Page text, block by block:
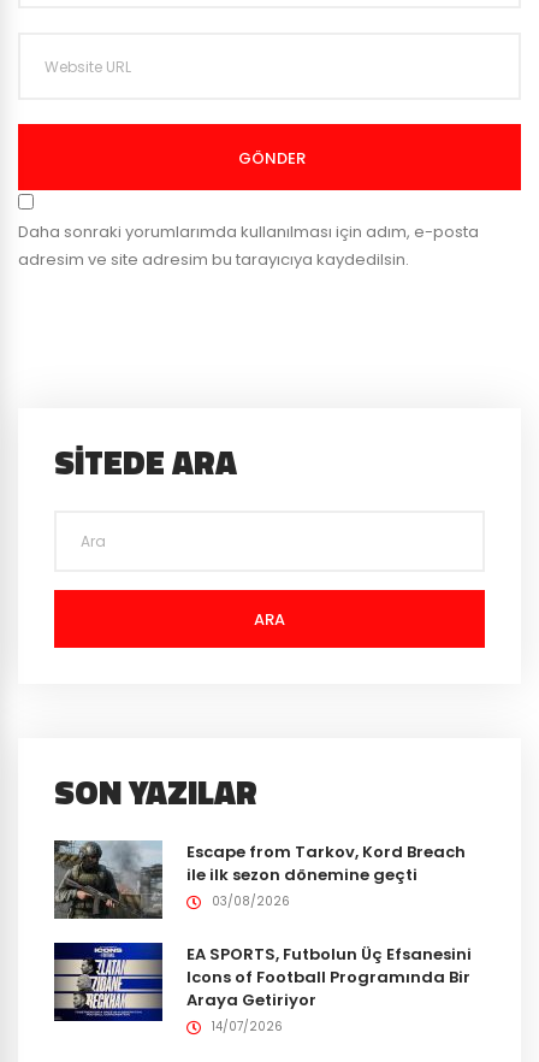
GÖNDER
Daha sonraki yorumlarımda kullanılması için adım, e-posta
adresim ve site adresim bu tarayıcıya kaydedilsin.
SITEDE ARA
ARA
SON YAZILAR
Escape from Tarkov, Kord Breach
ile ilk sezon dönemine geçti
03/08/2026
EA SPORTS, Futbolun Üç Efsanesini
Icons of Football Programında Bir
Araya Getiriyor
14/07/2026